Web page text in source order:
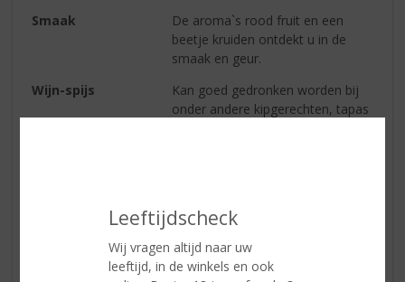
Leeftijdscheck
Wij vragen altijd naar uw
leeftijd, in de winkels en ook
Smaak
De aroma`s rood fruit en een
beetje kruiden ontdekt u in de
smaak en geur.
Wijn-spijs
Kan goed gedronken worden bij
onder andere kipgerechten, tapas
Reviews